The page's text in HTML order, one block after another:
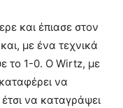
και έπιασε στον
με ένα τεχνικά
το 1-0. Ο Wirtz, με
να
να καταγράψει